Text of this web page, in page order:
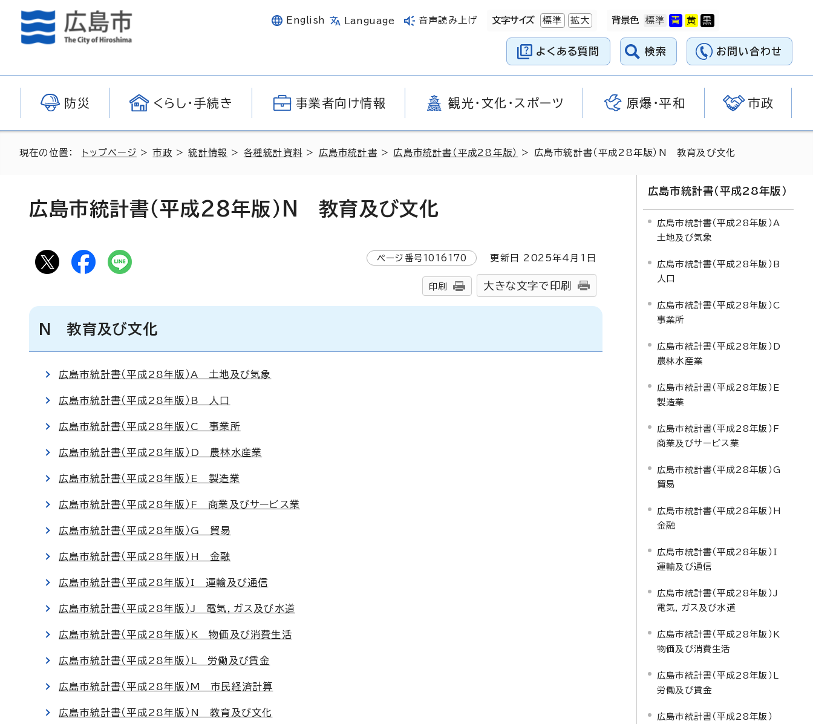
English Language 音声読み上げ 文字サイズ 標準 拡大 背景色
よくある質問 検索 お問い合わせ
防災 くらし・手続き 事業者向け情報 観光・文化・スポーツ 原爆・平和 市政
現在の位置： トップページ >市政 >統計情報 > 各種統計資料 > 広島市統計書 > 広島市統計書（平成28年版） > 広島市統計書（平成28年版）N 教育及び文化
広島市統計書（平成28年版）N 教育及び文化
ページ番号1016170 更新日 2025年4月1日
印刷 大きな文字で印刷
N 教育及び文化
広島市統計書（平成28年版）A 土地及び気象
広島市統計書（平成28年版）B 人口
広島市統計書（平成28年版）C 事業所
広島市統計書（平成28年版）D 農林水産業
広島市統計書（平成28年版）E 製造業
広島市統計書（平成28年版）F 商業及びサービス業
広島市統計書（平成28年版）G 貿易
広島市統計書（平成28年版）H 金融
広島市統計書（平成28年版）I 運輸及び通信
広島市統計書（平成28年版）J 電気，ガス及び水道
広島市統計書（平成28年版）K 物価及び消費生活
広島市統計書（平成28年版）L 労働及び賃金
広島市統計書（平成28年版）M 市民経済計算
広島市統計書（平成28年版）N 教育及び文化
広島市統計書（平成28年版）
広島市統計書（平成28年版）A
土地及び気象
広島市統計書（平成28年版）B
人口
広島市統計書（平成28年版）C
事業所
広島市統計書（平成28年版）D
農林水産業
広島市統計書（平成28年版）E
製造業
広島市統計書（平成28年版）F
商業及びサービス業
広島市統計書（平成28年版）G
貿易
広島市統計書（平成28年版）H
金融
広島市統計書（平成28年版）I
運輸及び通信
広島市統計書（平成28年版）J
電気，ガス及び水道
広島市統計書（平成28年版）K
物価及び消費生活
広島市統計書（平成28年版）L
労働及び賃金
広島市統計書（平成28年版）